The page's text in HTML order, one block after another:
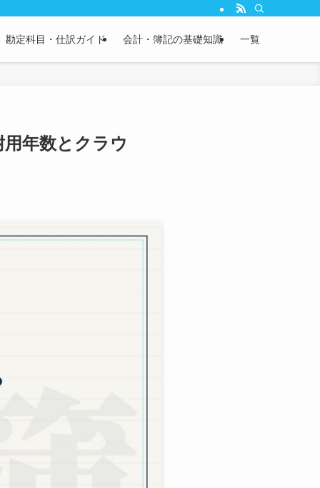
。さらに、実務で使える英文会計用語やBS/PL科目の英語表記も完全網羅。
勘定科目・仕訳ガイド 会計・簿記の基礎知識 一覧
年数とクラウ